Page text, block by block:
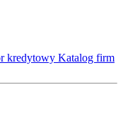
kredytowy Katalog firm